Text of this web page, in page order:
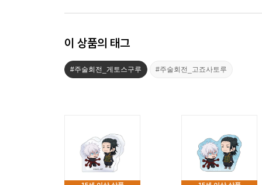
이 상품의 태그
#주술회전_게토스구루 #주술회전_고죠사토루